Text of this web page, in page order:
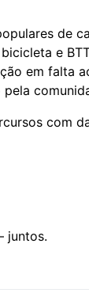
de
e
em falta
com
juntos.